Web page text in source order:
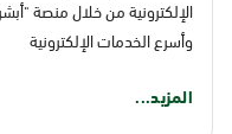
الإلكترونية من خلال منصة
وأسرع الخدمات الإلكترونية
المزيد...